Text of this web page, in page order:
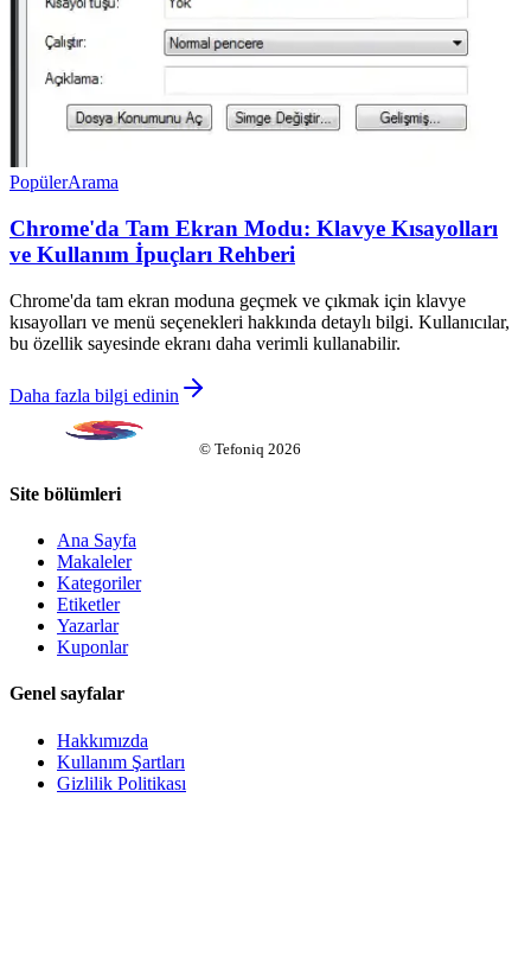
PopülerArama
Chrome'da Tam Ekran Modu: Klavye Kısayolları
ve Kullanım İpuçları Rehberi
Chrome'da tam ekran moduna geçmek ve çıkmak için klavye
kısayolları ve menü seçenekleri hakkında detaylı bilgi. Kullanıcılar,
bu özellik sayesinde ekranı daha verimli kullanabilir.
Daha fazla bilgi edinin
© Tefoniq 2026
Site bölümleri
Ana Sayfa
Makaleler
Kategoriler
Etiketler
Yazarlar
Kuponlar
Genel sayfalar
Hakkımızda
Kullanım Şartları
Gizlilik Politikası